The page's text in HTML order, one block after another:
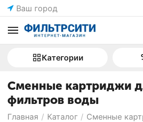
Ваш город
Категории
Сменные картриджи
фильтров воды
Главная / Каталог / Сменные